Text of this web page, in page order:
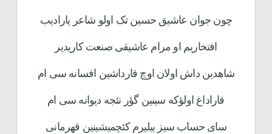
چون جوان عاشیق حسین تک اولو شاعر یارادیب
افتخاریم او مرام عاشیقی صنعت کاریدیر
شاهدین داش اولان اوچ قارداشین افسانه سی ام
قاراداغ اولؤکه سینین گؤر نئجه دیوانه سی ام
سای حساب سیز بیلیرم کئچمیشینین قهرمانی